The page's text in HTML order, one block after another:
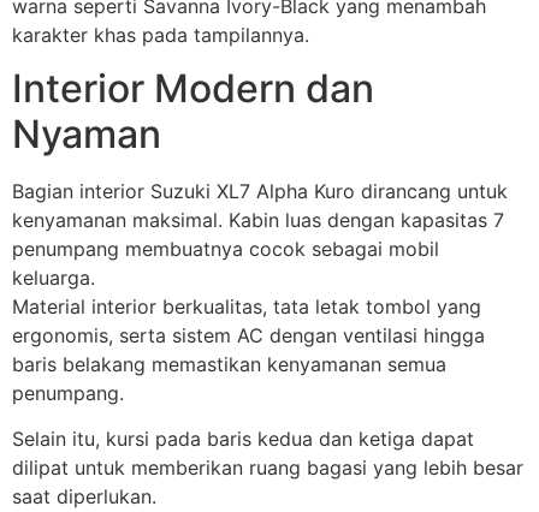
warna seperti Savanna Ivory-Black yang menambah
karakter khas pada tampilannya.
Interior Modern dan
Nyaman
Bagian interior Suzuki XL7 Alpha Kuro dirancang untuk
kenyamanan maksimal. Kabin luas dengan kapasitas 7
penumpang membuatnya cocok sebagai mobil
keluarga.
Material interior berkualitas, tata letak tombol yang
ergonomis, serta sistem AC dengan ventilasi hingga
baris belakang memastikan kenyamanan semua
penumpang.
Selain itu, kursi pada baris kedua dan ketiga dapat
dilipat untuk memberikan ruang bagasi yang lebih besar
saat diperlukan.